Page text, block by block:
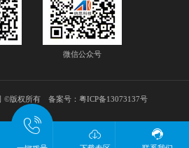
微信公众号
©版权所有 备案号： 粤ICP备13073137号